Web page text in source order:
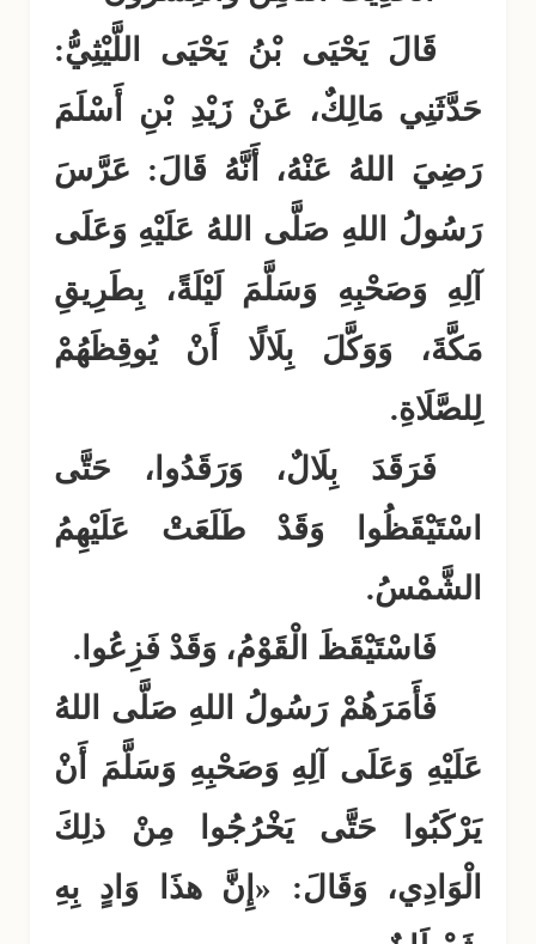
قَالَ يَحْيَى بْنُ يَحْيَى اللَّيْثِيُّ:
حَدَّثَنِي مَالِكٌ، عَنْ زَيْدِ بْنِ أَسْلَمَ
رَضِيَ اللهُ عَنْهُ، أَنَّهُ قَالَ: عَرَّسَ
رَسُولُ اللهِ صَلَّى اللهُ عَلَيْهِ وَعَلَى
آلِهِ وَصَحْبِهِ وَسَلَّمَ لَيْلَةً، بِطَرِيقِ
مَكَّةَ، وَوَكَّلَ بِلَالًا أَنْ يُوقِظَهُمْ
لِلصَّلَاةِ.
فَرَقَدَ بِلَالٌ، وَرَقَدُوا، حَتَّى
اسْتَيْقَظُوا وَقَدْ طَلَعَتْ عَلَيْهِمُ
الشَّمْسُ.
فَاسْتَيْقَظَ الْقَوْمُ، وَقَدْ فَزِعُوا.
فَأَمَرَهُمْ رَسُولُ اللهِ صَلَّى اللهُ
عَلَيْهِ وَعَلَى آلِهِ وَصَحْبِهِ وَسَلَّمَ أَنْ
يَرْكَبُوا حَتَّى يَخْرُجُوا مِنْ ذلِكَ
الْوَادِي، وَقَالَ: «إِنَّ هذَا وَادٍ بِهِ